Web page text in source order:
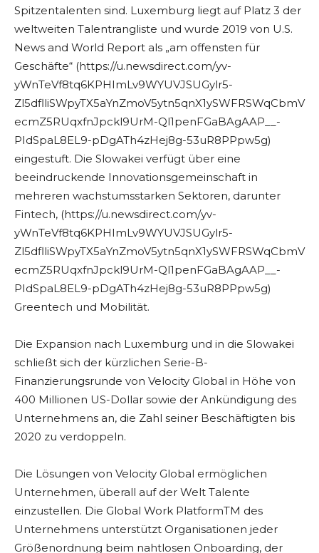
Spitzentalenten sind. Luxemburg liegt auf Platz 3 der
weltweiten Talentrangliste und wurde 2019 von U.S.
News and World Report als „am offensten für
Geschäfte“ (https://u.newsdirect.com/yv-
yWnTeVf8tq6KPHImLv9WYUVJSUGylr5-
Zl5dflliSWpyTX5aYnZmoV5ytn5qnX1ySWFRSWqCbmV
ecmZ5RUqxfnJpckl9UrM-Ql1penFGaBAgAAP__-
PIdSpaL8EL9-pDgATh4zHej8g-53uR8PPpw5g)
eingestuft. Die Slowakei verfügt über eine
beeindruckende Innovationsgemeinschaft in
mehreren wachstumsstarken Sektoren, darunter
Fintech, (https://u.newsdirect.com/yv-
yWnTeVf8tq6KPHImLv9WYUVJSUGylr5-
Zl5dflliSWpyTX5aYnZmoV5ytn5qnX1ySWFRSWqCbmV
ecmZ5RUqxfnJpckl9UrM-Ql1penFGaBAgAAP__-
PIdSpaL8EL9-pDgATh4zHej8g-53uR8PPpw5g)
Greentech und Mobilität.
Die Expansion nach Luxemburg und in die Slowakei
schließt sich der kürzlichen Serie-B-
Finanzierungsrunde von Velocity Global in Höhe von
400 Millionen US-Dollar sowie der Ankündigung des
Unternehmens an, die Zahl seiner Beschäftigten bis
2020 zu verdoppeln.
Die Lösungen von Velocity Global ermöglichen
Unternehmen, überall auf der Welt Talente
einzustellen. Die Global Work PlatformTM des
Unternehmens unterstützt Organisationen jeder
Größenordnung beim nahtlosen Onboarding, der